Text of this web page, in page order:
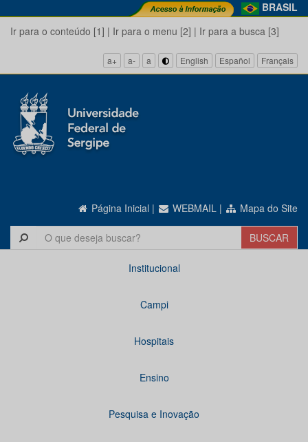
BRASIL
Ir para o conteúdo [1] | Ir para o menu [2] | Ir para a busca [3]
a+ a- a English Español Français
Página Inicial | WEBMAIL | Mapa do Site
Institucional
Campi
Hospitais
Ensino
Pesquisa e Inovação